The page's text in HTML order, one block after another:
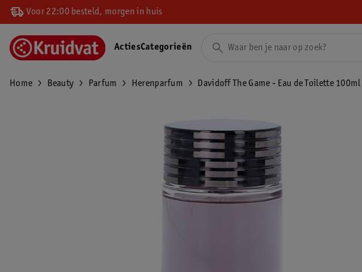
Voor 22:00 besteld, morgen in huis
ActiesCategorieën
Home Beauty Parfum Herenparfum Davidoff The Game - Eau de Toilette 100ml